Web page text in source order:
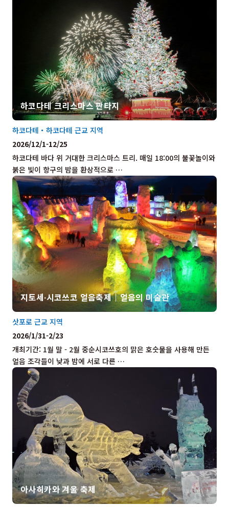
하코다테 크리스마스 판타지
하코다테 바다 위 거대한 크리스마스 트리. 매일 18:00의 불꽃놀이와
붉은 빛이 항구의 밤을 환상적으로 …
하코다테・하코다테 근교 지역
2026/12/1-12/25
지토세∙시코쓰코 얼음축제｜얼음의 미술관
개최기간: 1월 말 - 2월 중순시코쓰호의 맑은 호숫물을 사용해 만든
얼음 조각들이 낮과 밤에 서로 다른 …
삿포로 근교 지역
2026/1/31-2/23
아사히카와 겨울 축제